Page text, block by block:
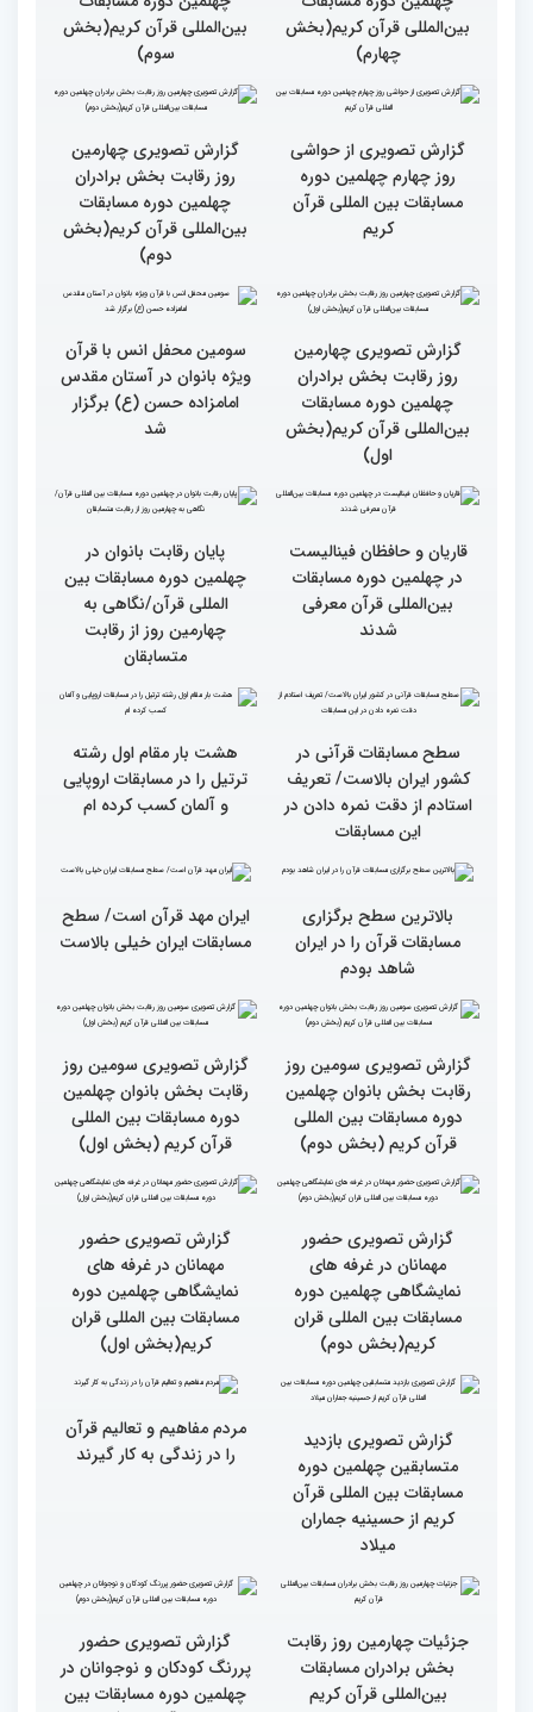
سومین محفل «خیرات
حسان»
گزارش تصویری چهارمین
روز رقابت بخش برادران
چهلمین دوره مسابقات
بین‌المللی قرآن کریم(بخش
گزارش تصویری چهارمین
روز رقابت بخش برادران
چهلمین دوره مسابقات
بین‌المللی قرآن کریم(بخش
سوم)
گزارش تصویری از حواشی
روز چهارم چهلمین دوره
مسابقات بین المللی قرآن
کریم
گزارش تصویری چهارمین
روز رقابت بخش برادران
چهلمین دوره مسابقات
بین‌المللی قرآن کریم(بخش
گزارش تصویری چهارمین
روز رقابت بخش برادران
چهلمین دوره مسابقات
بین‌المللی قرآن کریم(بخش
سومین محفل انس با قرآن
ویژه بانوان در آستان مقدس
امامزاده حسن (ع) برگزار
شد
قاریان و حافظان فینالیست‌
در چهلمین دوره مسابقات
بین‌المللی قرآن معرفی
شدند
پایان رقابت بانوان در
چهلمین دوره مسابقات بین
المللی قرآن/نگاهی به
متسابقان
سطح مسابقات قرآنی در
کشور ایران بالاست/ تعریف
استادم از دقت نمره دادن در
هشت بار مقام اول رشته
و آلمان کسب کرده ام
بالاترین سطح برگزاری
مسابقات قرآن را در ایران
شاهد بودم
ایران مهد قرآن است/ سطح
مسابقات ایران خیلی بالاست
گزارش تصویری سومین روز
رقابت بخش بانوان چهلمین
دوره مسابقات بین المللی
قرآن کریم (بخش دوم)
گزارش تصویری سومین روز
رقابت بخش بانوان چهلمین
دوره مسابقات بین المللی
قرآن کریم (بخش اول)
گزارش تصویری حضور
مهمانان در غرفه های
نمایشگاهی چهلمین دوره
مسابقات بین المللی قران
کریم(بخش دوم)
گزارش تصویری حضور
مهمانان در غرفه های
گزارش تصویری بازدید
متسابقین چهلمین دوره
مسابقات بین المللی قرآن
مردم مفاهیم و تعالیم قرآن
را در زندگی به کار گیرند